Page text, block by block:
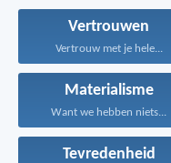
Vertrouwen
Vertrouw met je hele...
Materialisme
Want we hebben niets...
Tevredenheid